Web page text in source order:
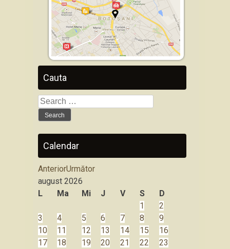
Cauta
Search
for:
Calendar
AnteriorUrmător
august 2026
L
Ma Mi J V S
D
1
2
3
4 5 6 7 8
9
10
11 12 13 14 15
16
17
18 19 20 21 22
23